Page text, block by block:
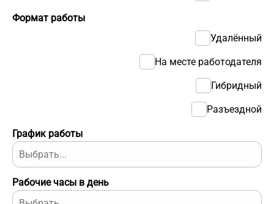
График работы
Рабочие часы в день
Формат работы
Удалённый
На месте работодателя
Гибридный
Разъездной